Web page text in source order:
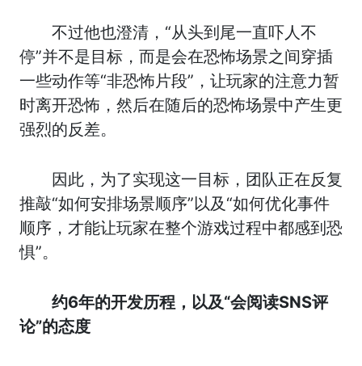
不过他也澄清，“从头到尾一直吓人不
停”并不是目标，而是会在恐怖场景之间穿插
一些动作等“非恐怖片段”，让玩家的注意力暂
时离开恐怖，然后在随后的恐怖场景中产生更
强烈的反差。
因此，为了实现这一目标，团队正在反复
推敲“如何安排场景顺序”以及“如何优化事件
顺序，才能让玩家在整个游戏过程中都感到恐
惧”。
约6年的开发历程，以及“会阅读SNS评
论”的态度